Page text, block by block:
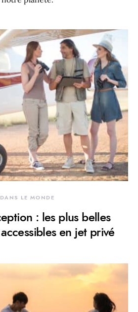
DANS LE MONDE
: les plus belles
en jet privé